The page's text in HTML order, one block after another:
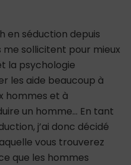
en séduction depuis
me sollicitent pour mieux
la psychologie
les aide beaucoup à
hommes et à
un homme… En tant
j’ai donc décidé
vous trouverez
que les hommes